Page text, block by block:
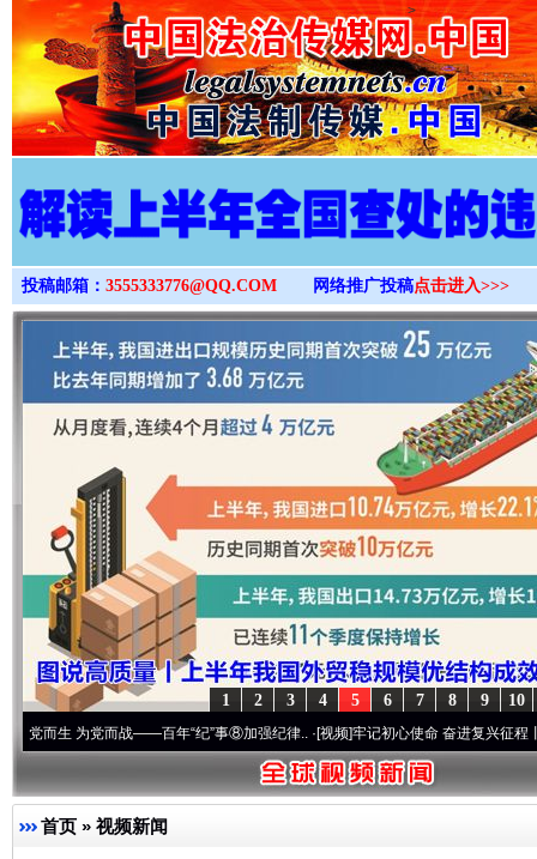
>
投稿邮箱： 3555333776@QQ.COM 网络推广投稿点击进入>>>
10
9
8
7
6
5
4
3
2
1
党而战——百年“纪”事⑧加强纪律..·[视频]牢记初心使命 奋进复兴征程丨“转折之城”
首页 » 视频新闻